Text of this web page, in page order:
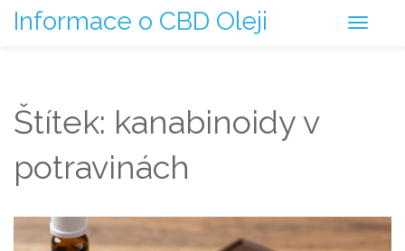
Informace o CBD Oleji
Štítek: kanabinoidy v
potravinách